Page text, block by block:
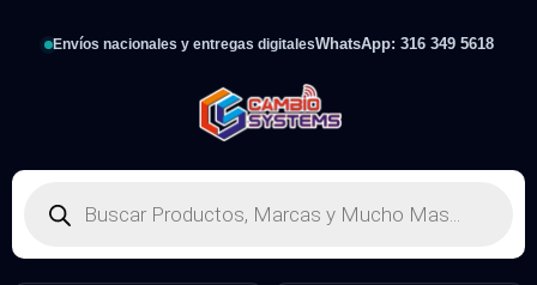
Envíos nacionales y entregas digitalesWhatsApp: 316 349 5618